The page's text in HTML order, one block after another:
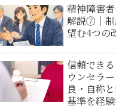
精神障害
解説⑦｜制
望む4つの
信頼でき
ウンセラ
良・自称
基準を経